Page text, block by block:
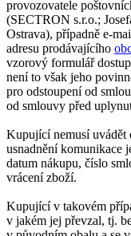
provozovatele
(SECTRON s.r.o.;
Ostrava), případně e-
adresu prodávajícího
vzorový formulář
není to však jeho
pro odstoupení od
od smlouvy před
Kupující nemusí uvádět
usnadnění komunikace
datum nákupu, číslo
vrácení zboží.
Kupující v takovém
v jakém jej převzal, tj.